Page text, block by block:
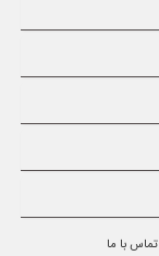
تماس با ما